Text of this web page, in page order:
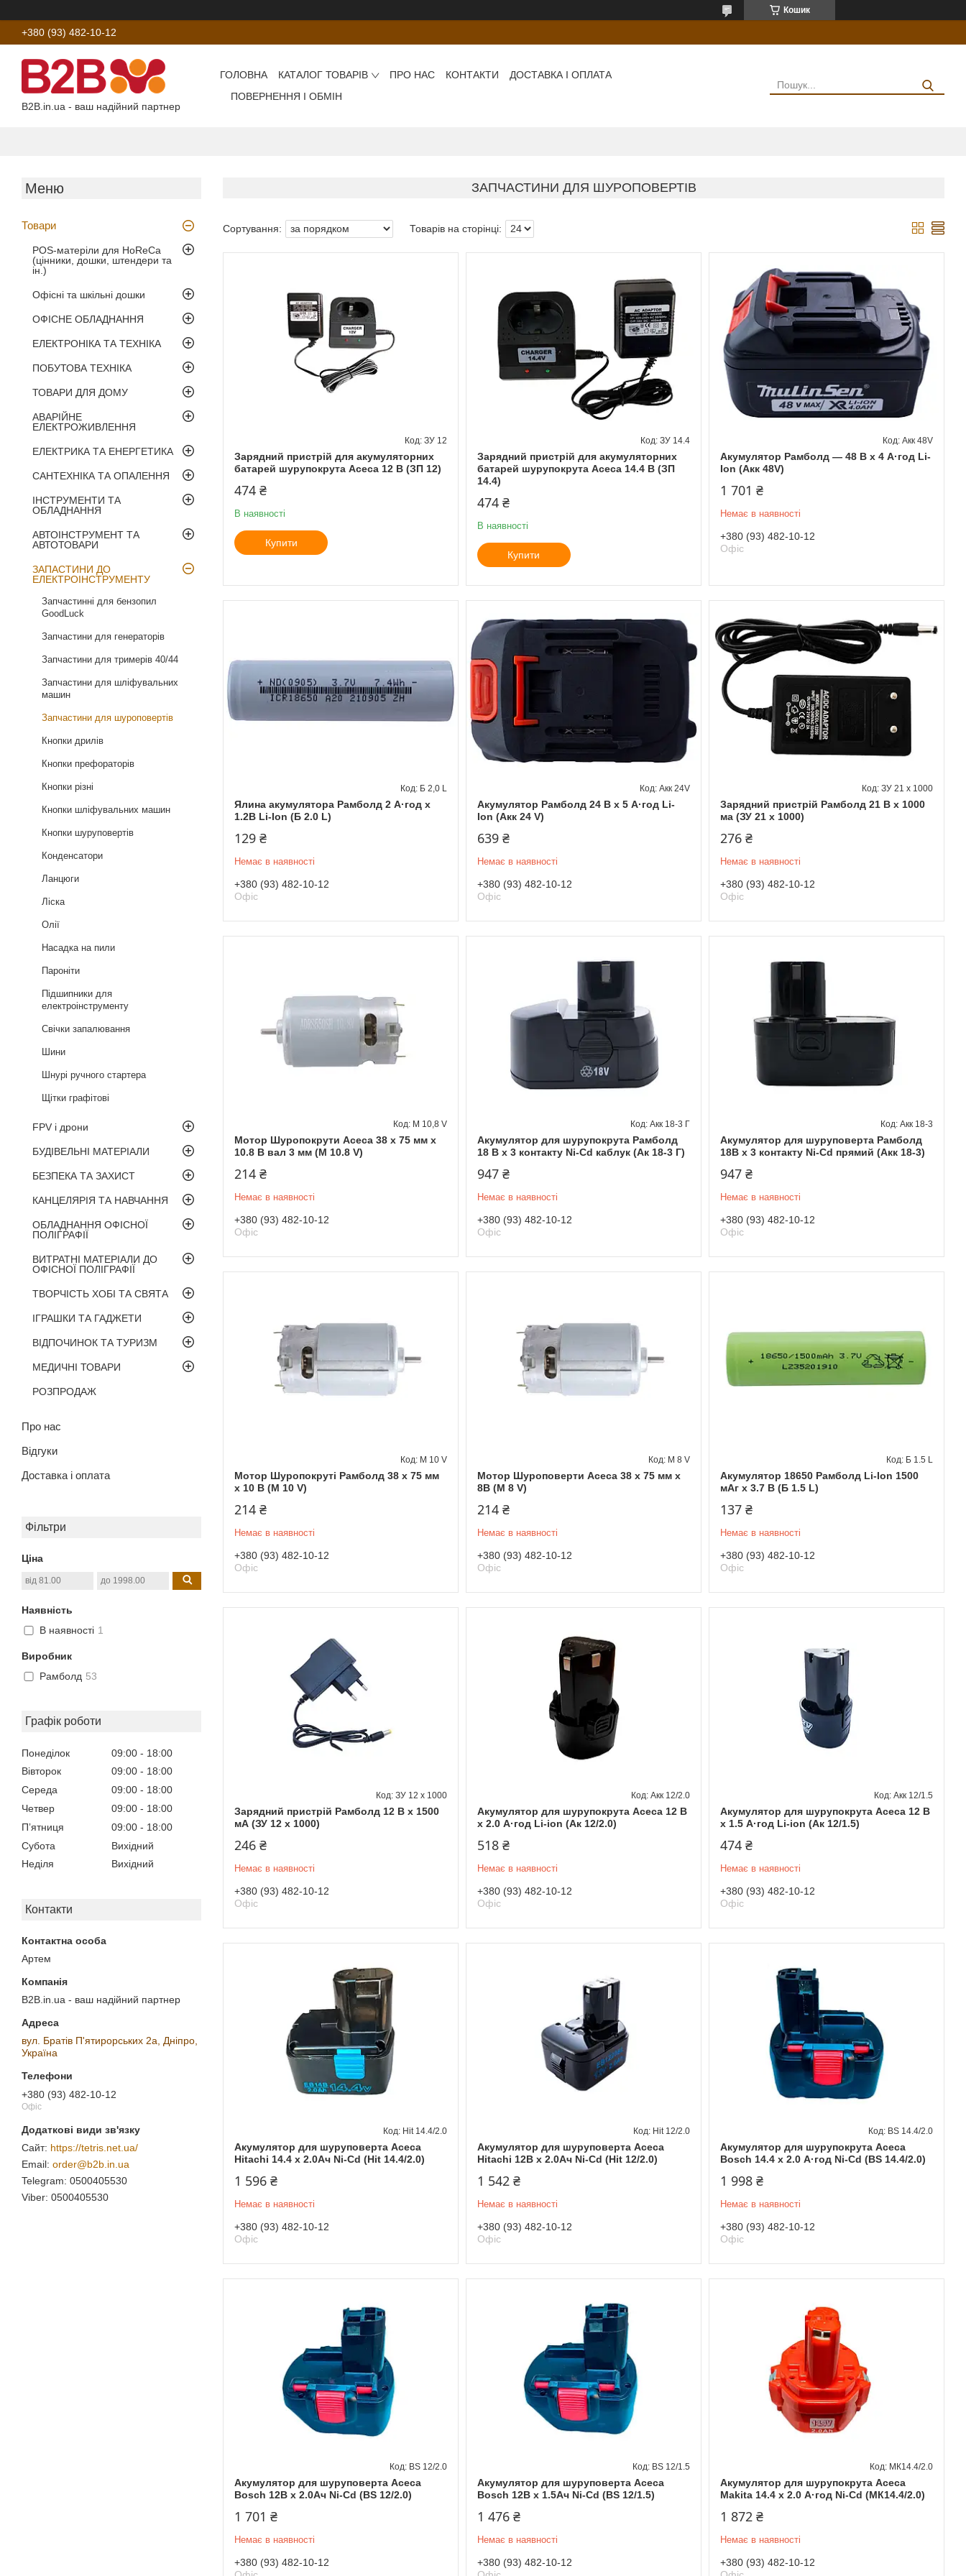
Кошик
+380 (93) 482-10-12
B2B.in.ua - ваш надійний партнер
ГОЛОВНА КАТАЛОГ ТОВАРІВ ПРО НАС КОНТАКТИ
ДОСТАВКА І ОПЛАТА
ПОВЕРНЕННЯ І ОБМІН
Товари
POS-матеріли для HoReCa
(цінники, дошки, штендери та
ін.)
Офісні та шкільні дошки
ОФІСНЕ ОБЛАДНАННЯ
ЕЛЕКТРОНІКА ТА ТЕХНІКА
ПОБУТОВА ТЕХНІКА
ТОВАРИ ДЛЯ ДОМУ
АВАРІЙНЕ
ЕЛЕКТРОЖИВЛЕННЯ
ЕЛЕКТРИКА ТА ЕНЕРГЕТИКА
САНТЕХНІКА ТА ОПАЛЕННЯ
ІНСТРУМЕНТИ ТА
ОБЛАДНАННЯ
АВТОІНСТРУМЕНТ ТА
АВТОТОВАРИ
ЗАПАСТИНИ ДО
ЕЛЕКТРОІНСТРУМЕНТУ
Запчастинні для бензопил
GoodLuck
Запчастини для генераторів
Запчастини для тримерів 40/44
Запчастини для шліфувальних
машин
Запчастини для шуроповертів
Кнопки дрилів
Кнопки префораторів
Кнопки різні
Кнопки шліфувальних машин
Кнопки шуруповертів
Конденсатори
Ланцюги
Ліска
Олії
Насадка на пили
Пароніти
Підшипники для
електроінструменту
Свічки запалювання
Шини
Шнурі ручного стартера
Щітки графітові
FPV і дрони
БУДІВЕЛЬНІ МАТЕРІАЛИ
БЕЗПЕКА ТА ЗАХИСТ
КАНЦЕЛЯРІЯ ТА НАВЧАННЯ
ОБЛАДНАННЯ ОФІСНОЇ
ПОЛІГРАФІЇ
ВИТРАТНІ МАТЕРІАЛИ ДО
ОФІСНОЇ ПОЛІГРАФІЇ
ТВОРЧІСТЬ ХОБІ ТА СВЯТА
ІГРАШКИ ТА ГАДЖЕТИ
ВІДПОЧИНОК ТА ТУРИЗМ
МЕДИЧНІ ТОВАРИ
РОЗПРОДАЖ
Про нас
Відгуки
Доставка і оплата
Фільтри
Ціна
Наявність
В наявності 1
Виробник
Рамболд 53
Графік роботи
Понеділок 09:00
18:00
Вівторок
09:00
18:00
Середа
09:00
18:00
Четвер
09:00
18:00
Пʼятниця
09:00
18:00
Субота
Вихідний
Неділя
Вихідний
Контакти
Артем
B2B.in.ua - ваш надійний партнер
вул. Братів П'ятирорських 2а, Дніпро,
Україна
+380 (93) 482-10-12
Офіс
https://tetris.net.ua/
order@b2b.in.ua
0500405530
0500405530
ЗАПЧАСТИНИ ДЛЯ ШУРОПОВЕРТІВ
Зарядний пристрій для акумуляторних
батарей шурупокрута Асеса 12 В (ЗП 12)
ЗУ 12
474 ₴
В наявності
Купити
Зарядний пристрій для акумуляторних
батарей шурупокрута Асеса 14.4 В (ЗП
14.4)
ЗУ 14.4
474 ₴
В наявності
Купити
Акумулятор Рамболд — 48 В x 4 А·год Li-
Ion (Акк 48V)
Акк 48V
1 701 ₴
Немає в наявності
+380 (93) 482-10-12
Офіс
Ялина акумулятора Рамболд 2 А·год x
1.2В Li-Ion (Б 2.0 L)
Б 2,0 L
129 ₴
Немає в наявності
+380 (93) 482-10-12
Офіс
Акумулятор Рамболд 24 В x 5 А·год Li-
Ion (Акк 24 V)
Акк 24V
639 ₴
Немає в наявності
+380 (93) 482-10-12
Офіс
Зарядний пристрій Рамболд 21 В x 1000
ма (ЗУ 21 x 1000)
ЗУ 21 x 1000
276 ₴
Немає в наявності
+380 (93) 482-10-12
Офіс
Мотор Шуропокрути Aceca 38 x 75 мм x
10.8 В вал 3 мм (М 10.8 V)
М 10,8 V
214 ₴
Немає в наявності
+380 (93) 482-10-12
Офіс
Акумулятор для шурупокрута Рамболд
18 В x 3 контакту Ni-Cd каблук (Ак 18-3 Г)
Акк 18-3 Г
947 ₴
Немає в наявності
+380 (93) 482-10-12
Офіс
Акумулятор для шуруповерта Рамболд
18В x 3 контакту Ni-Cd прямий (Акк 18-3)
Акк 18-3
947 ₴
Немає в наявності
+380 (93) 482-10-12
Офіс
Мотор Шуропокруті Рамболд 38 x 75 мм
x 10 В (М 10 V)
М 10 V
214 ₴
Немає в наявності
+380 (93) 482-10-12
Офіс
Мотор Шуроповерти Асеса 38 x 75 мм x
8В (М 8 V)
М 8 V
214 ₴
Немає в наявності
+380 (93) 482-10-12
Офіс
Акумулятор 18650 Рамболд Li-Ion 1500
мАг x 3.7 В (Б 1.5 L)
Б 1.5 L
137 ₴
Немає в наявності
+380 (93) 482-10-12
Офіс
Зарядний пристрій Рамболд 12 В x 1500
мА (ЗУ 12 x 1000)
ЗУ 12 x 1000
246 ₴
Немає в наявності
+380 (93) 482-10-12
Офіс
Акумулятор для шурупокрута Асеса 12 В
x 2.0 А·год Li-ion (Ак 12/2.0)
Акк 12/2.0
518 ₴
Немає в наявності
+380 (93) 482-10-12
Офіс
Акумулятор для шурупокрута Асеса 12 В
x 1.5 А·год Li-ion (Ак 12/1.5)
Акк 12/1.5
474 ₴
Немає в наявності
+380 (93) 482-10-12
Офіс
Акумулятор для шуруповерта Асеса
Hitachi 14.4 x 2.0Ач Ni-Cd (Hit 14.4/2.0)
Hit 14.4/2.0
1 596 ₴
Немає в наявності
+380 (93) 482-10-12
Офіс
Акумулятор для шуруповерта Асеса
Hitachi 12В x 2.0Ач Ni-Cd (Hit 12/2.0)
Hit 12/2.0
1 542 ₴
Немає в наявності
+380 (93) 482-10-12
Офіс
Акумулятор для шурупокрута Асеса
Bosch 14.4 x 2.0 А·год Ni-Cd (BS 14.4/2.0)
BS 14.4/2.0
1 998 ₴
Немає в наявності
+380 (93) 482-10-12
Офіс
Акумулятор для шуруповерта Асеса
Bosch 12В x 2.0Ач Ni-Cd (BS 12/2.0)
BS 12/2.0
1 701 ₴
Немає в наявності
+380 (93) 482-10-12
Акумулятор для шуруповерта Асеса
Bosch 12В x 1.5Ач Ni-Cd (BS 12/1.5)
BS 12/1.5
1 476 ₴
Немає в наявності
+380 (93) 482-10-12
Акумулятор для шурупокрута Асеса
Makita 14.4 x 2.0 А·год Ni-Cd (МК14.4/2.0)
МК14.4/2.0
1 872 ₴
Немає в наявності
+380 (93) 482-10-12